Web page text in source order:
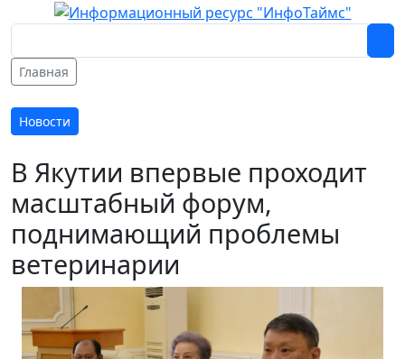
Главная
Новости
В Якутии впервые проходит
масштабный форум,
поднимающий проблемы
ветеринарии